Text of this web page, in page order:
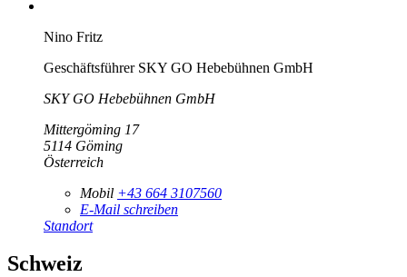
Nino Fritz
Geschäftsführer SKY GO Hebebühnen GmbH
SKY GO Hebebühnen GmbH
Mittergöming 17
5114 Göming
Österreich
Mobil +43 664 3107560
E-Mail schreiben
Standort
Schweiz